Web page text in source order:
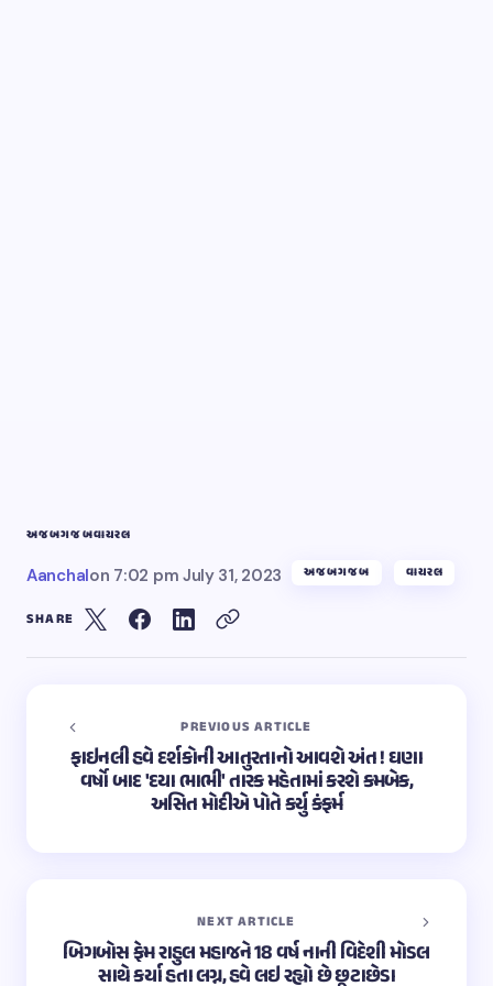
અજબગજબવાયરલ
Aanchalon 7:02 pm July 31, 2023 અજબગજબ વાયરલ
SHARE
PREVIOUS ARTICLE
ફાઇનલી હવે દર્શકોની આતુરતાનો આવશે અંત ! ઘણા
વર્ષો બાદ 'દયા ભાભી' તારક મહેતામાં કરશે કમબેક,
અસિત મોદીએ પોતે કર્યુ કંફર્મ
NEXT ARTICLE
બિગબોસ ફેમ રાહુલ મહાજને 18 વર્ષ નાની વિદેશી મોડલ
સાથે કર્યા હતા લગ્ન, હવે લઇ રહ્યો છે છૂટાછેડા